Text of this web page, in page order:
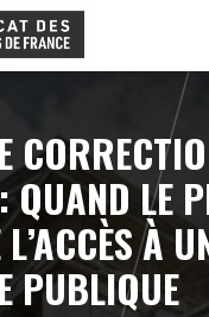
LE
À
PUBLIQUE